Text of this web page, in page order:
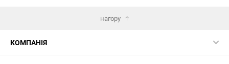
нагору
КОМПАНІЯ